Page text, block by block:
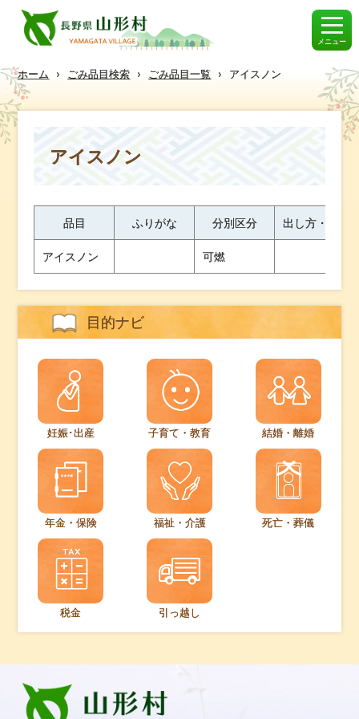
メニュー
ホーム › ごみ品目検索 › ごみ品目一覧 › アイスノン
アイスノン
品目 ふりがな 分別区分 出し方・ワン
アイスノン 可燃
目的ナビ
妊娠･出産 子育て・教育 結婚・離婚
年金・保険 福祉・介護 死亡・葬儀
税金 引っ越し